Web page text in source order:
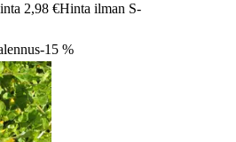
2,98 €Hinta ilman S-
-15 %